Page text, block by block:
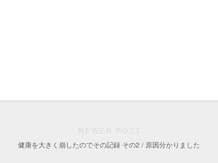
NEWER POST
健康を大きく崩したのでその記録 その2 / 原因分かりました